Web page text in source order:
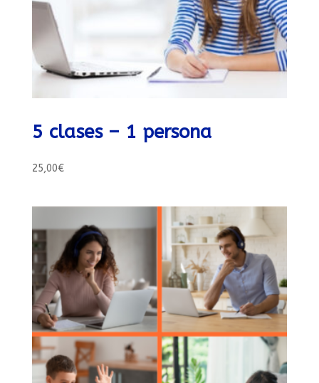
5 clases – 1 persona
25,00€